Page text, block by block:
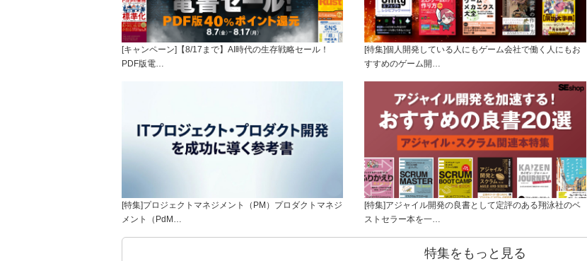
[キャンペーン]【8/17まで】AI時代の生存戦略セール！
PDF版電…
[特集]個人開発している人にもゲーム会社で働く人にもお
すすめのゲーム開…
[特集]プロジェクトマネジメント（PM）プロダクトマネジ
メント（PdM…
[特集]アジャイル開発の良書として定評のある翔泳社のベ
ストセラー本を一…
特集をもっと見る